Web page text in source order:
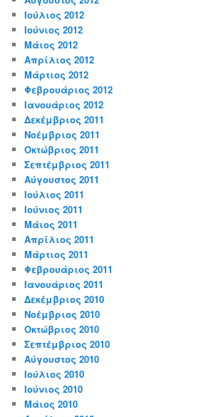
Ιούλιος 2012
Ιούνιος 2012
Μάιος 2012
Απρίλιος 2012
Μάρτιος 2012
Φεβρουάριος 2012
Ιανουάριος 2012
Δεκέμβριος 2011
Νοέμβριος 2011
Οκτώβριος 2011
Σεπτέμβριος 2011
Αύγουστος 2011
Ιούλιος 2011
Ιούνιος 2011
Μάιος 2011
Απρίλιος 2011
Μάρτιος 2011
Φεβρουάριος 2011
Ιανουάριος 2011
Δεκέμβριος 2010
Νοέμβριος 2010
Οκτώβριος 2010
Σεπτέμβριος 2010
Αύγουστος 2010
Ιούλιος 2010
Ιούνιος 2010
Μάιος 2010